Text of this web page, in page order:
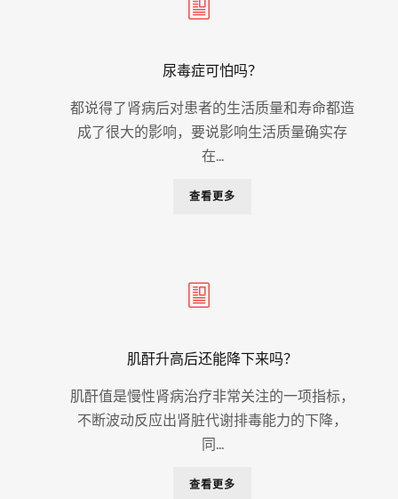
尿毒症可怕吗？
都说得了肾病后对患者的生活质量和寿命都造
成了很大的影响，要说影响生活质量确实存
在...
查看更多
肌酐升高后还能降下来吗？
肌酐值是慢性肾病治疗非常关注的一项指标，
不断波动反应出肾脏代谢排毒能力的下降，
同...
查看更多